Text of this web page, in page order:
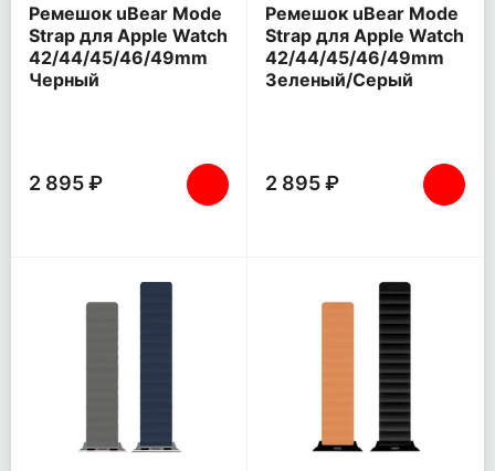
Ремешок uBear Mode
Strap для Apple Watch
42/44/45/46/49mm
Черный
2 895 ₽
Ремешок uBear Mode
Strap для Apple Watch
42/44/45/46/49mm
Зеленый/Серый
2 895 ₽